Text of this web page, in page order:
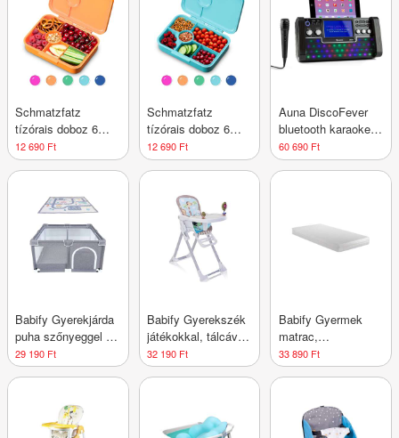
Schmatzfatz
tízórais doboz 6
rekesszel
12 690 Ft
Schmatzfatz
tízórais doboz 6
rekesszel
12 690 Ft
Auna DiscoFever
bluetooth karaoke
rendszer, LED 7''
TFT kijelző, CD,
60 690 Ft
Babify Gyerekjárda
puha szőnyeggel és
csúszásgátló
járókával, beltéri és
is alkalmas,
dőlésálló és
29 190 Ft
Babify Gyerekszék
játékokkal, tálcával
és állítható
lábtartóval (max.
32 190 Ft
Babify Gyermek
matrac,
viszkoelasztikus,
huzattal, 120 x 60
33 890 Ft